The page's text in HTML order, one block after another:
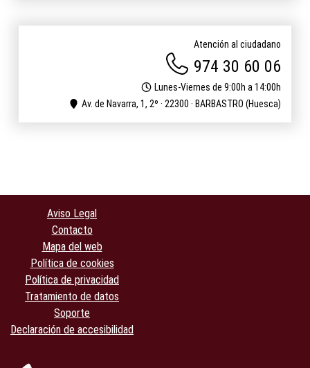
Atención al ciudadano
974 30 60 06
Lunes-Viernes de 9:00h a 14:00h
Av. de Navarra, 1, 2º · 22300 · BARBASTRO (Huesca)
Aviso Legal
Contacto
Mapa del web
Política de cookies
Política de privacidad
Tratamiento de datos
Soporte
Declaración de accesibilidad